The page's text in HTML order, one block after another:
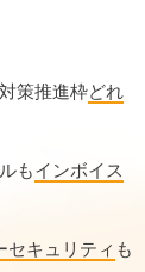
策推進枠どれ
もインボイス
セキュリティ も